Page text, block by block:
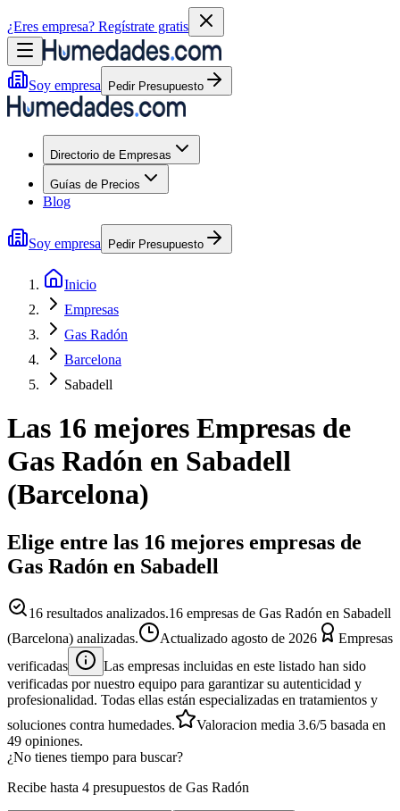
¿Eres empresa? Regístrate gratis
Soy empresa Pedir Presupuesto
Directorio de Empresas
Guías de Precios
Blog
Soy empresa Pedir Presupuesto
Inicio
Empresas
Gas Radón
Barcelona
Sabadell
Las 16 mejores Empresas de
Gas Radón en Sabadell
(Barcelona)
Elige entre las 16 mejores empresas de
Gas Radón en Sabadell
16 resultados analizados.16 empresas de Gas Radón en Sabadell
(Barcelona) analizadas.
Actualizado agosto de 2026
Empresas
verificadas
Las empresas incluidas en este listado han sido
verificadas por nuestro equipo para garantizar su autenticidad y
profesionalidad. Todas ellas están especializadas en tratamientos y
soluciones contra humedades.
Valoracion media 3.6/5 basada en
49 opiniones.
¿No tienes tiempo para buscar?
Recibe hasta 4 presupuestos de Gas Radón